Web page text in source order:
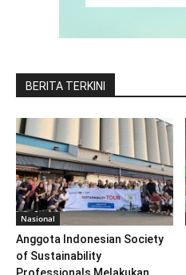
BERITA TERKINI
Nasional
Anggota Indonesian Society
of Sustainability